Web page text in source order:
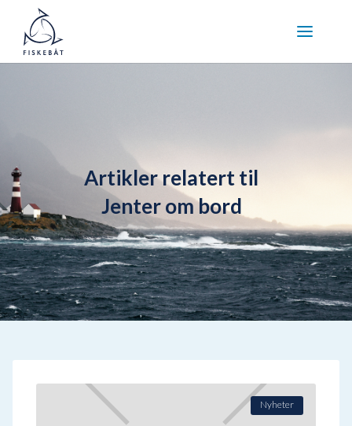
Artikler relatert til
Jenter om bord
Nyheter